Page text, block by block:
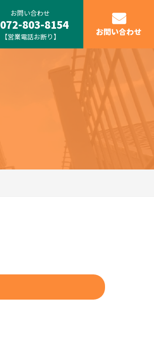
お問い合わせ
072-803-8154
【営業電話お断り】 お問い合わせ